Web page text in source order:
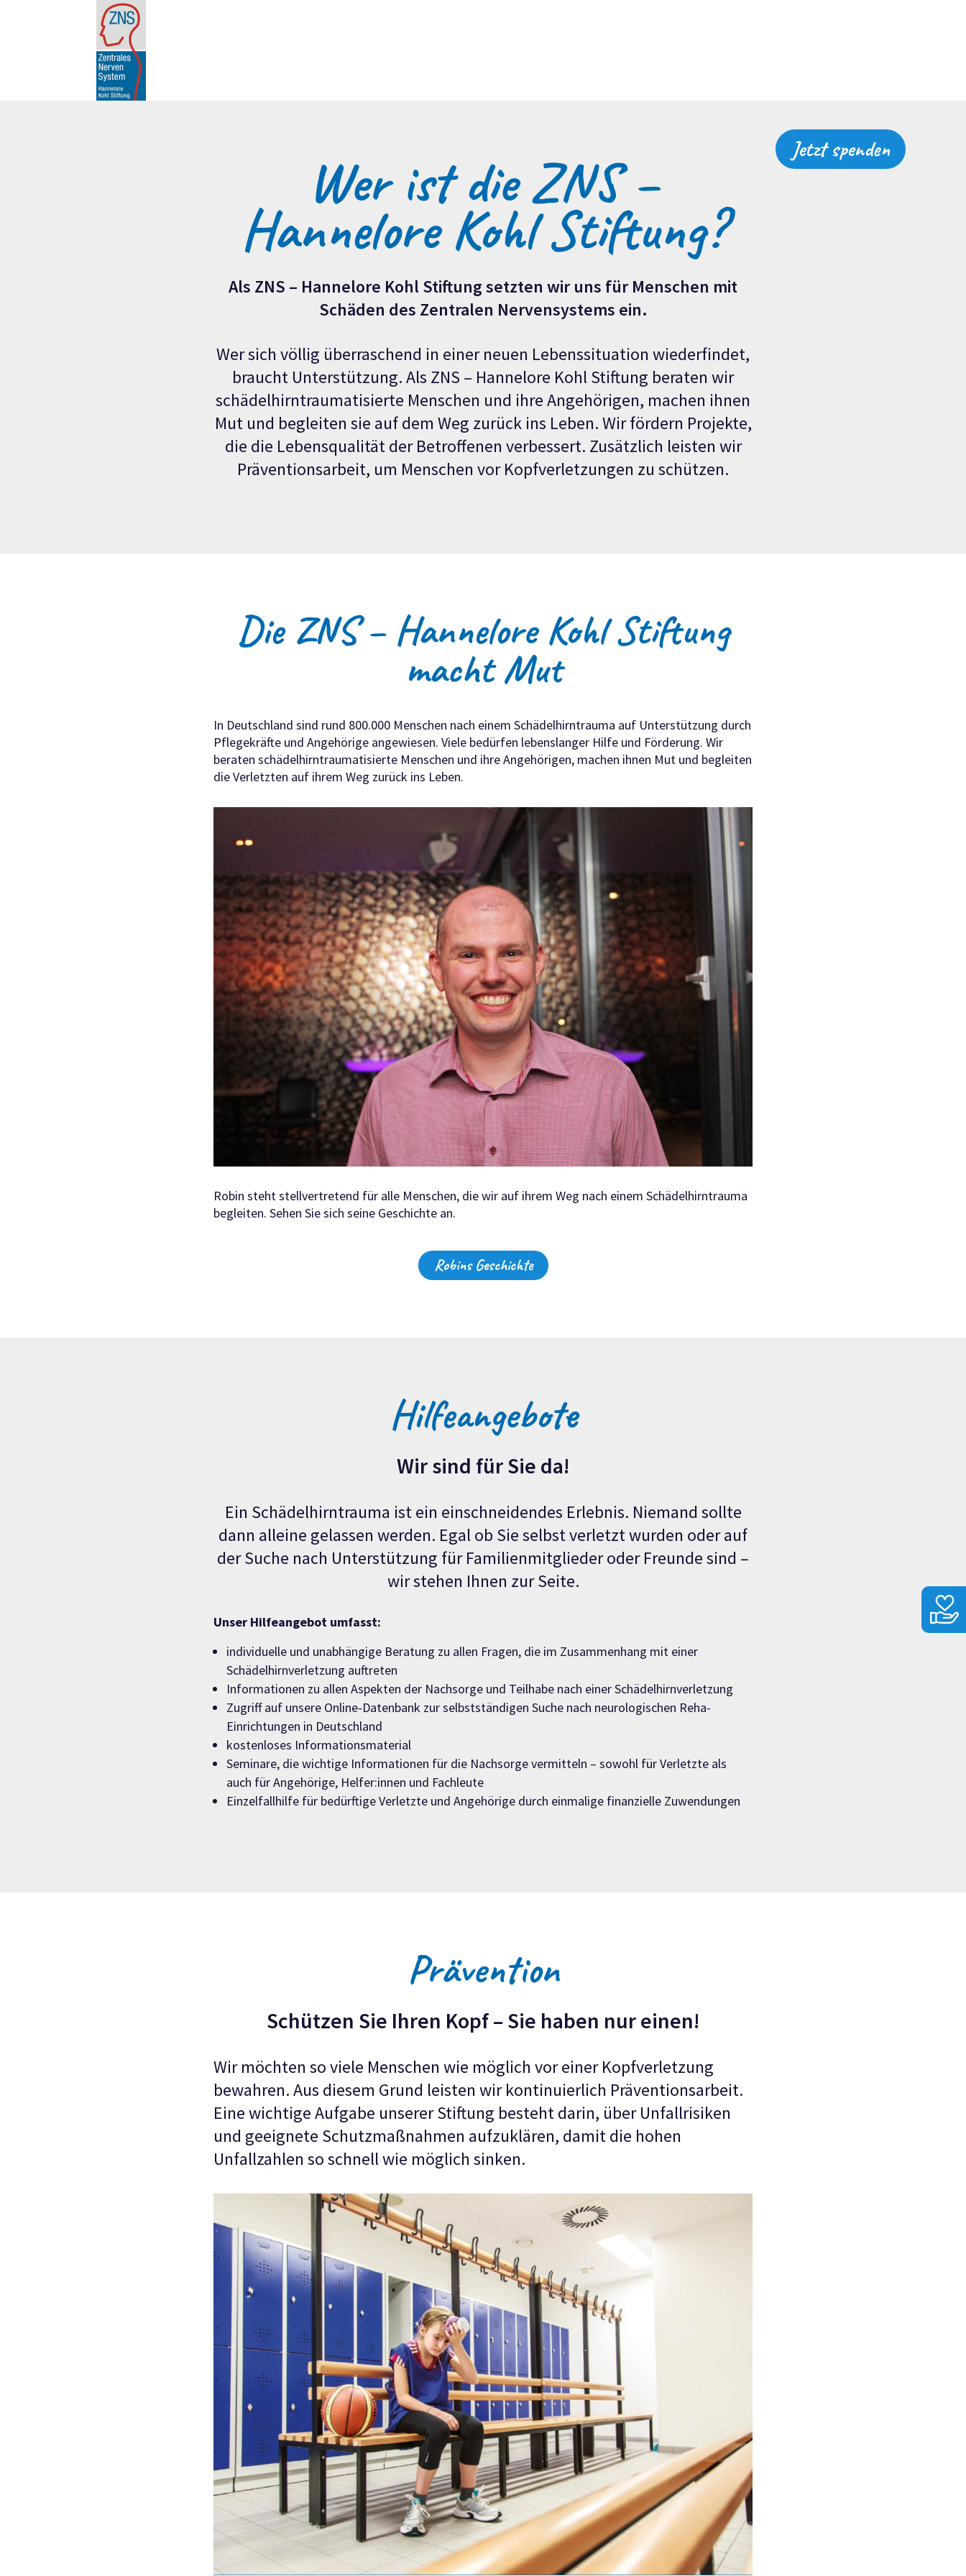
Jetzt spenden
Wer ist dieZNS –
Hannelore Kohl Stiftung?
Als ZNS – Hannelore Kohl Stiftung setzten wir uns für Menschen mit
Schäden des Zentralen Nervensystems ein.
Wer sich völlig überraschend in einer neuen Lebenssituation wiederfindet,
braucht Unterstützung. Als ZNS – Hannelore Kohl Stiftung beraten wir
schädelhirntraumatisierte Menschen und ihre Angehörigen, machen ihnen
Mut und begleiten sie auf dem Weg zurück ins Leben. Wir fördern Projekte,
die die Lebensqualität der Betroffenen verbessert. Zusätzlich leisten wir
Präventionsarbeit, um Menschen vor Kopfverletzungen zu schützen.
Die ZNS – Hannelore Kohl Stiftung
macht Mut
In Deutschland sind rund 800.000 Menschen nach einem Schädelhirntrauma auf Unterstützung durch
Pflegekräfte und Angehörige angewiesen. Viele bedürfen lebenslanger Hilfe und Förderung. Wir
beraten schädelhirntraumatisierte Menschen und ihre Angehörigen, machen ihnen Mut und begleiten
die Verletzten auf ihrem Weg zurück ins Leben.
Robin steht stellvertretend für alle Menschen, die wir auf ihrem Weg nach einem Schädelhirntrauma
begleiten. Sehen Sie sich seine Geschichte an.
Robins Geschichte
Hilfeangebote
Wir sind für Sie da!
Ein Schädelhirntrauma ist ein einschneidendes Erlebnis. Niemand sollte
dann alleine gelassen werden. Egal ob Sie selbst verletzt wurden oder auf
der Suche nach Unterstützung für Familienmitglieder oder Freunde sind –
wir stehen Ihnen zur Seite.
Unser Hilfeangebot umfasst:
individuelle und unabhängige Beratung zu allen Fragen, die im Zusammenhang mit einer
Schädelhirnverletzung auftreten
Informationen zu allen Aspekten der Nachsorge und Teilhabe nach einer Schädelhirnverletzung
Zugriff auf unsere Online-Datenbank zur selbstständigen Suche nach neurologischen Reha-
Einrichtungen in Deutschland
kostenloses Informationsmaterial
Seminare, die wichtige Informationen für die Nachsorge vermitteln – sowohl für Verletzte als
auch für Angehörige, Helfer:innen und Fachleute
Einzelfallhilfe für bedürftige Verletzte und Angehörige durch einmalige finanzielle Zuwendungen
Prävention
Schützen Sie Ihren Kopf – Sie haben nur einen!
Wir möchten so viele Menschen wie möglich vor einer Kopfverletzung
bewahren. Aus diesem Grund leisten wir kontinuierlich Präventionsarbeit.
Eine wichtige Aufgabe unserer Stiftung besteht darin, über Unfallrisiken
und geeignete Schutzmaßnahmen aufzuklären, damit die hohen
Unfallzahlen so schnell wie möglich sinken.